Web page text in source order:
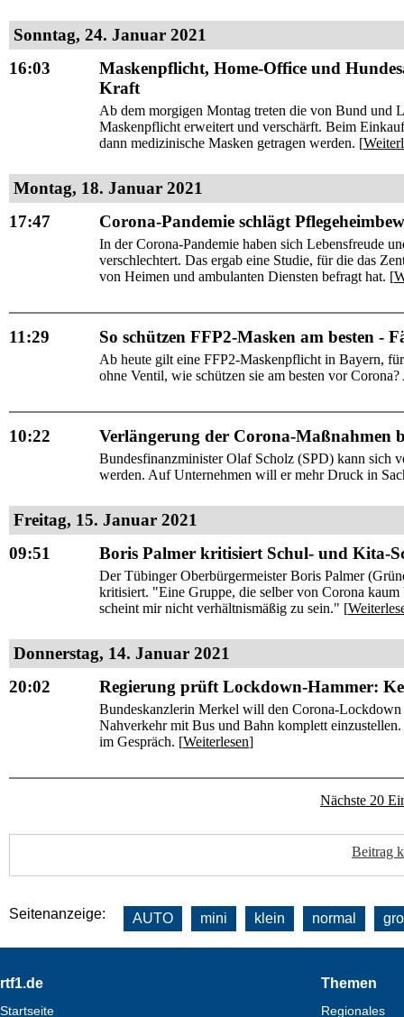
Sonntag, 24. Januar 2021
16:03
Maskenpflicht, Home-Office und
Kraft
Ab dem morgigen Montag treten die von Bund und
Maskenpflicht erweitert und verschärft. Beim
dann medizinische Masken getragen werden. [
Montag, 18. Januar 2021
17:47
Corona-Pandemie schlägt
In der Corona-Pandemie haben sich Lebensfreude
verschlechtert. Das ergab eine Studie, für die das
von Heimen und ambulanten Diensten befragt hat. [
11:29 So schützen FFP2-Masken am besten -
Ab heute gilt eine FFP2-Maskenpflicht in Bayern,
ohne Ventil, wie schützen sie am besten vor
10:22 Verlängerung der Corona-Maßnahmen
Bundesfinanzminister Olaf Scholz (SPD) kann sich
werden. Auf Unternehmen will er mehr Druck in
Freitag, 15. Januar 2021
09:51
Boris Palmer kritisiert Schul- und Kita-
Der Tübinger Oberbürgermeister Boris Palmer
kritisiert. "Eine Gruppe, die selber von Corona
scheint mir nicht verhältnismäßig zu sein." [
Donnerstag, 14. Januar 2021
20:02
Regierung prüft Lockdown-Hammer:
Bundeskanzlerin Merkel will den Corona-
Nahverkehr mit Bus und Bahn komplett
im Gespräch. [Weiterlesen]
Nächste 20
Beitrag
Seitenanzeige: AUTO mini klein normal
Footer
rtf1.de
Startseite
Themen
Regionales